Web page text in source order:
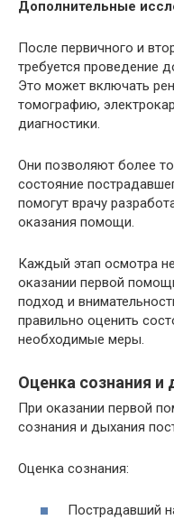
Дополнительные
После первичного и
требуется проведение
Это может включать
томографию,
диагностики.
Они позволяют более
состояние
помогут врачу
оказания помощи.
Каждый этап осмотра
оказании первой
подход и
правильно оценить
необходимые меры.
Оценка сознания и
При оказании первой
сознания и дыхания
Оценка сознания:
Пострадавший